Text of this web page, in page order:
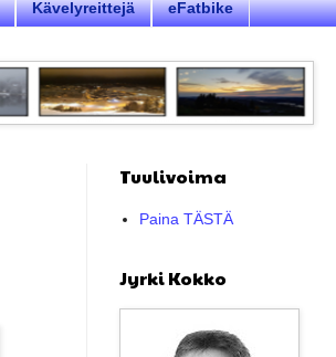
Kävelyreittejä eFatbike
Tuulivoima
Paina TÄSTÄ
Jyrki Kokko